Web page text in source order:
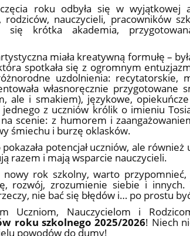
roku odbyła się w wyjątkowej
nauczycieli, pracowników
się krótka akademia,
miała kreatywną formułę –
spotkała się z ogromnym
uzdolnienia: recytatorskie,
własnoręcznie przygotowane
ale i smakiem), językowe,
z uczniów królik o imieniu
na scenie: z humorem i
śmiechu i burzę oklasków.
potencjał uczniów, ale również
razem i mają wsparcie nauczycieli.
nowy rok szkolny, warto przypomnieć,
rozwój, zrozumienie siebie i innych.
nie bać się błędów i… po prostu
Uczniom, Nauczycielom i
roku szkolnego 2025/2026! Niech
powodów do dumy!